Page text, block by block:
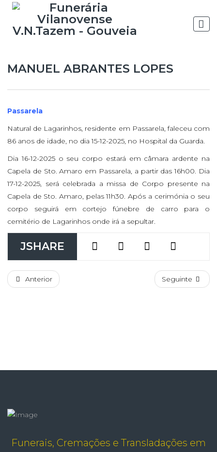
MANUEL ABRANTES LOPES
Passarela
Natural de Lagarinhos, residente em Passarela, faleceu com
86 anos de idade, no dia 15-12-2025, no Hospital da Guarda.
Dia 16-12-2025 o seu corpo estará em câmara ardente na
Capela de Sto. Amaro em Passarela, a partir das 16h00. Dia
17-12-2025, será celebrada a missa de Corpo presente na
Capela de Sto. Amaro, pelas 11h30. Após a cerimónia o seu
corpo seguirá em cortejo fúnebre de carro para o
cemitério de Lagarinhos onde irá a sepultar.
JSHARE
Anterior Seguinte
Funerais, Cremações e Transladações em